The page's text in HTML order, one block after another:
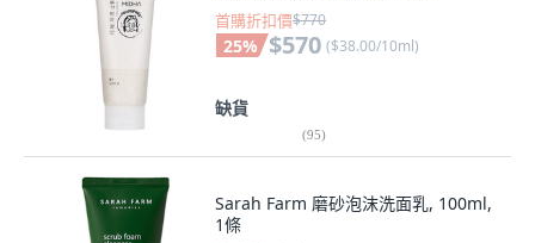
首購折扣價$770
25% $570 ($38.00/10ml)
缺貨
(95)
Sarah Farm 磨砂泡沫洗面乳, 100ml,
1條